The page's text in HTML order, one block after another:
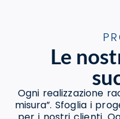
Le
Ogni realizzazione
misura”. Sfoglia i